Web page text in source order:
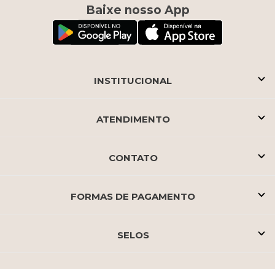
Baixe nosso App
INSTITUCIONAL
ATENDIMENTO
CONTATO
FORMAS DE PAGAMENTO
SELOS